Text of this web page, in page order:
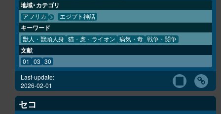
地域・カテゴリ
アフリカ エジプト神話
キーワード
獣人・獣頭人身 猫・虎・ライオン 病気・毒 戦争・闘争
文献
01 03 30
Last-update:
2026-02-01
セコ